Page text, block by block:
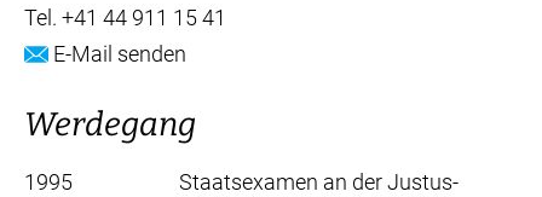
Tel. +41 44 911 15 41
E-Mail senden
Werdegang
1995
Staatsexamen an der Justus-